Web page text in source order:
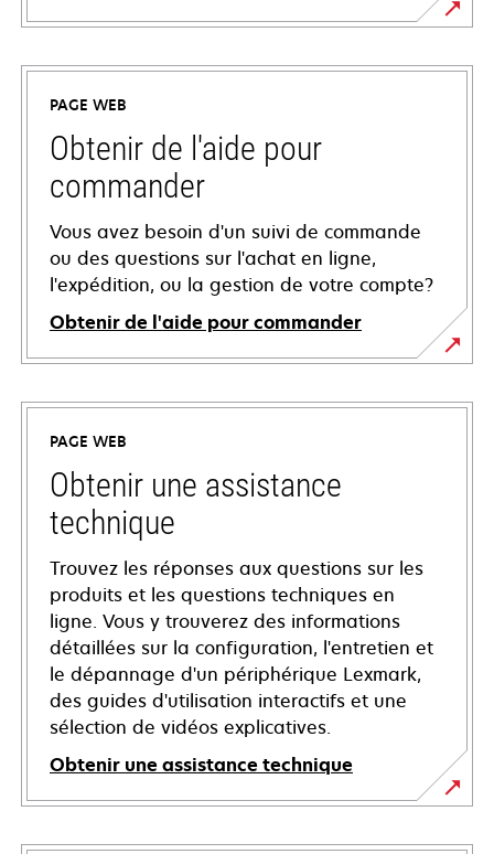
PAGE WEB
Obtenir de l'aide pour
commander
Vous avez besoin d'un suivi de commande
ou des questions sur l'achat en ligne,
l'expédition, ou la gestion de votre compte?
Obtenir de l'aide pour commander
PAGE WEB
Obtenir une assistance
technique
Trouvez les réponses aux questions sur les
produits et les questions techniques en
ligne. Vous y trouverez des informations
détaillées sur la configuration, l'entretien et
le dépannage d'un périphérique Lexmark,
des guides d'utilisation interactifs et une
sélection de vidéos explicatives.
Obtenir une assistance technique
s’ouvre
dans